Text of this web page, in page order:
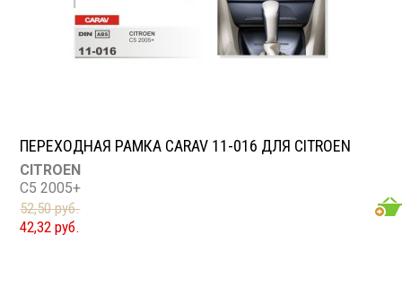
ПЕРЕХОДНАЯ РАМКА CARAV 11-016 ДЛЯ CITROEN
CITROEN
C5 2005+
52,50 руб.
42,32 руб.